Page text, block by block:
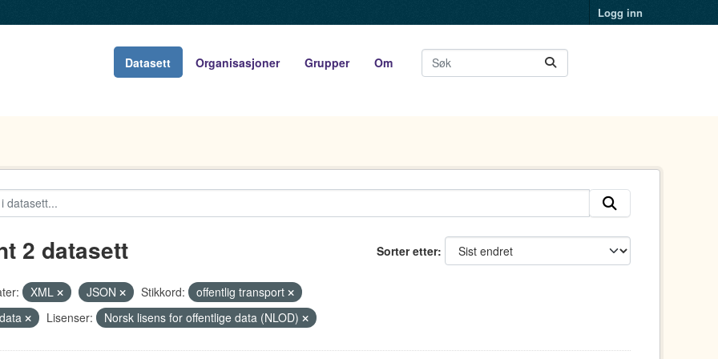
Logg inn
Datasett Organisasjoner Grupper Om
Sorter etter
2 datasett
XML JSON Stikkord:
offentlig transport
Lisenser: Norsk lisens for offentlige data (NLOD)